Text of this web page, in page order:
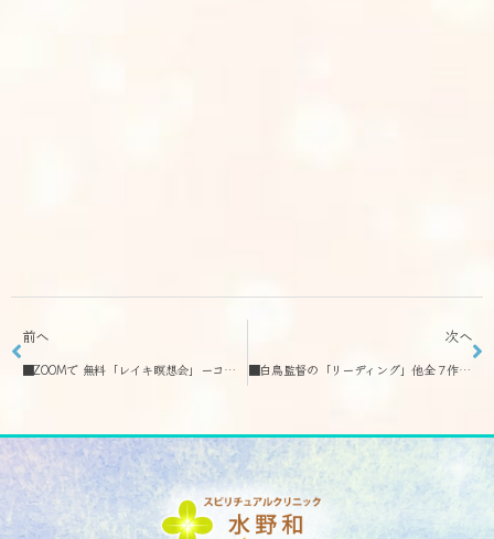
前へ
■ZOOMで 無料「レイキ瞑想会」ーコロナ不安対策「レイキ交流会」５月に４回
次へ
■白鳥監督の「リーディング」他全７作品がオンラインで公開中～５／３１